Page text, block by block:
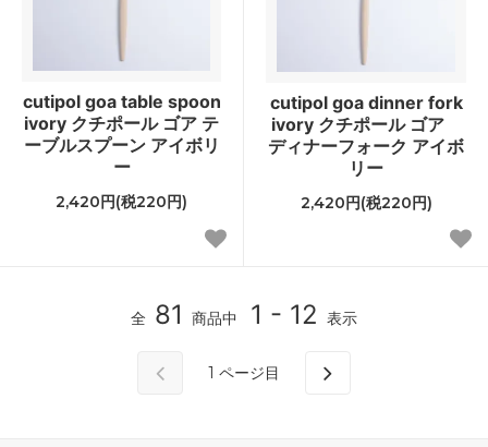
cutipol goa table spoon
ivory クチポール ゴア テ
ーブルスプーン アイボリ
ー
2,420円(税220円)
cutipol goa dinner fork
ivory クチポール ゴア
ディナーフォーク アイボ
リー
2,420円(税220円)
全 81 商品中 1 - 12 表示
1 ページ目